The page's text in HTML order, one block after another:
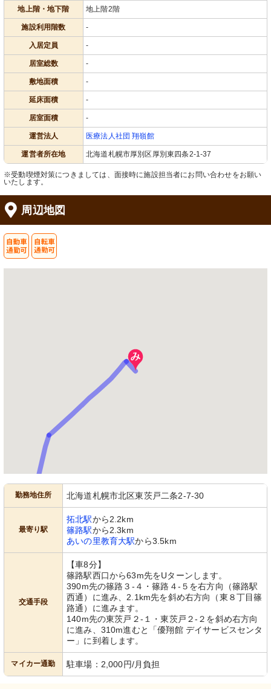
地上階・地下階 地上階2階
施設利用階数 -
入居定員 -
居室総数 -
敷地面積 -
延床面積 -
居室面積 -
運営法人 医療法人社団 翔嶺館
運営者所在地 北海道札幌市厚別区厚別東四条2-1-37
※受動喫煙対策につきましては、面接時に施設担当者にお問い合わせをお願い
いたします。
周辺地図
勤務地住所 北海道札幌市北区東茨戸二条2-7-30
最寄り駅
拓北駅から2.2km
篠路駅から2.3km
あいの里教育大駅から3.5km
交通手段
【車8分】
篠路駅西口から63m先をUターンします。
390m先の篠路３-４・篠路４-５を右方向（篠路駅
西通）に進み、2.1km先を斜め右方向（東８丁目篠
路通）に進みます。
140m先の東茨戸２-１・東茨戸２-２を斜め右方向
に進み、310m進むと「優翔館 デイサービスセンタ
ー」に到着します。
マイカー通勤 駐車場：2,000円/月負担